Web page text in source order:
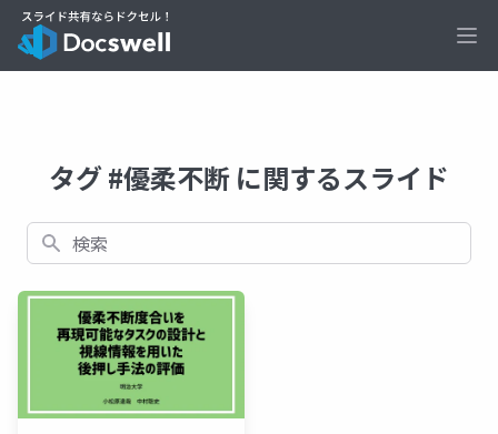
タグ #優柔不断 に関するスライド
検索